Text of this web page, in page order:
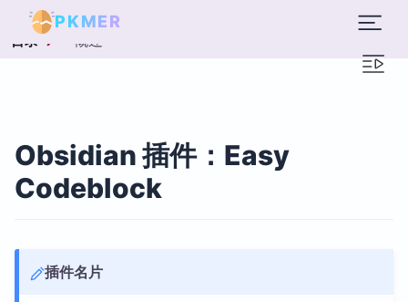
PKMER
目录 概述
Obsidian 插件：Easy
Codeblock
插件名片